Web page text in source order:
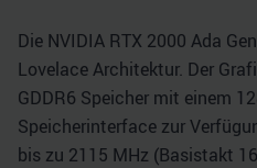
Die NVIDIA RTX 2000 Ada
Lovelace Architektur. Der
GDDR6 Speicher mit einem
Speicherinterface zur
bis zu 2115 MHz (Basistakt